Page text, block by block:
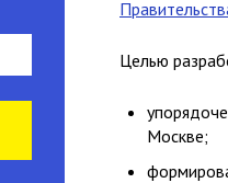
Целью
Москве;